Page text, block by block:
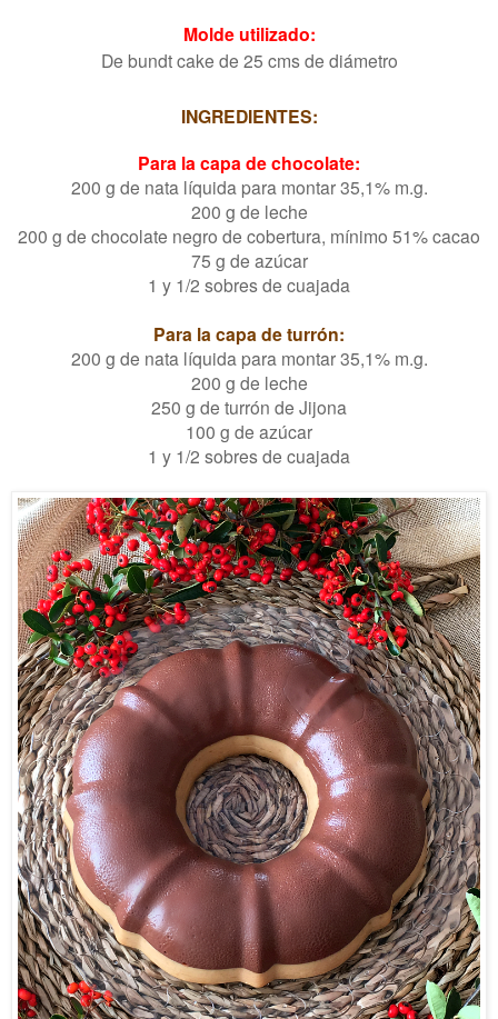
Molde utilizado:
De bundt cake de 25 cms de diámetro
INGREDIENTES:
Para la capa de chocolate:
200 g de nata líquida para montar 35,1% m.g.
200 g de leche
200 g de chocolate negro de cobertura, mínimo 51% cacao
75 g de azúcar
1 y 1/2 sobres de cuajada
Para la capa de turrón:
200 g de nata líquida para montar 35,1% m.g.
200 g de leche
250 g de turrón de Jijona
100 g de azúcar
1 y 1/2 sobres de cuajada